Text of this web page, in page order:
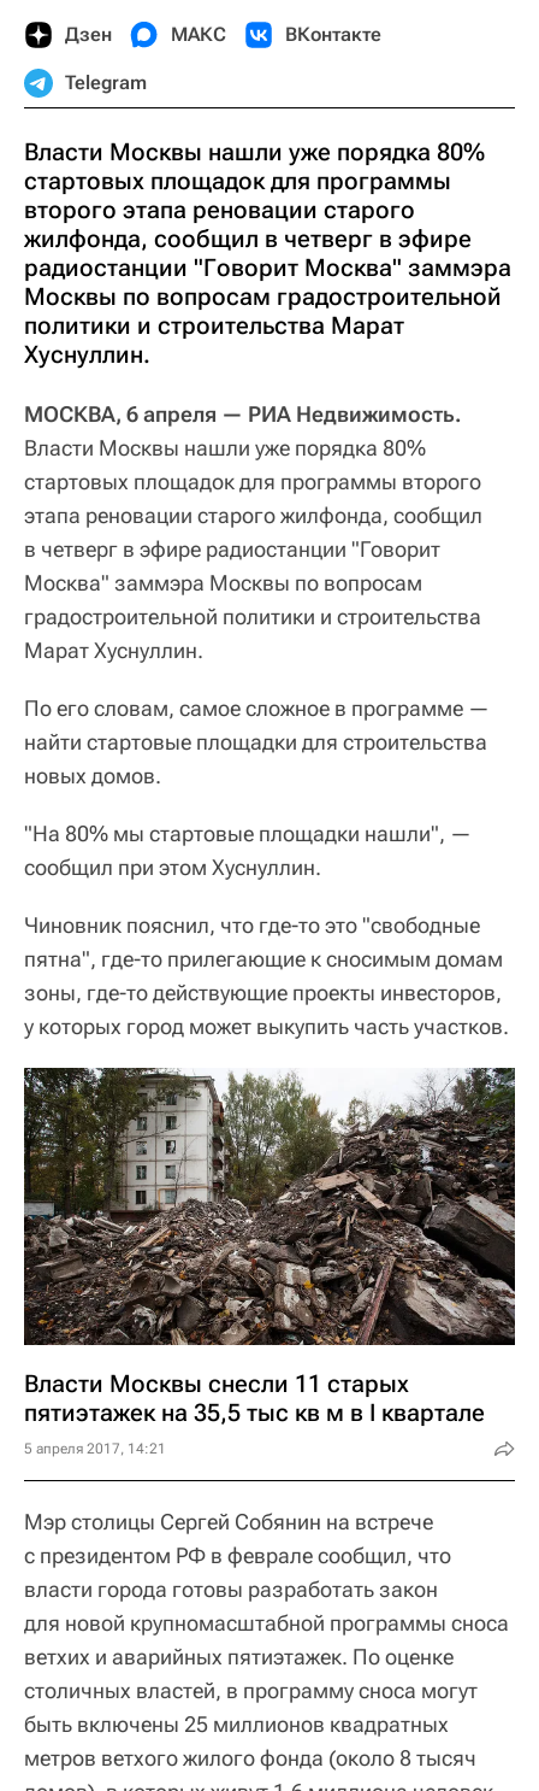
Дзен МАКС ВКонтакте
Telegram
Власти Москвы нашли уже порядка 80%
стартовых площадок для программы
второго этапа реновации старого
жилфонда, сообщил в четверг в эфире
радиостанции "Говорит Москва" заммэра
Москвы по вопросам градостроительной
политики и строительства Марат
Хуснуллин.
МОСКВА, 6 апреля — РИА Недвижимость.
Власти Москвы нашли уже порядка 80%
стартовых площадок для программы второго
этапа реновации старого жилфонда, сообщил
в четверг в эфире радиостанции "Говорит
Москва" заммэра Москвы по вопросам
градостроительной политики и строительства
Марат Хуснуллин.
По его словам, самое сложное в программе —
найти стартовые площадки для строительства
новых домов.
"На 80% мы стартовые площадки нашли", —
сообщил при этом Хуснуллин.
Чиновник пояснил, что где-то это "свободные
пятна", где-то прилегающие к сносимым домам
зоны, где-то действующие проекты инвесторов,
у которых город может выкупить часть участков.
Власти Москвы снесли 11 старых
пятиэтажек на 35,5 тыс кв м в I квартале
5 апреля 2017, 14:21
Мэр столицы Сергей Собянин на встрече
с президентом РФ в феврале сообщил, что
власти города готовы разработать закон
для новой крупномасштабной программы сноса
ветхих и аварийных пятиэтажек. По оценке
столичных властей, в программу сноса могут
быть включены 25 миллионов квадратных
метров ветхого жилого фонда (около 8 тысяч